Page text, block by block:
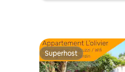
Superhost
Superhost